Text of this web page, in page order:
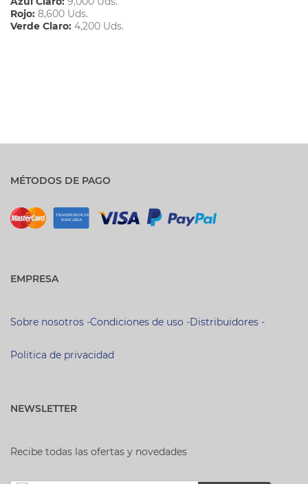
Rojo: 8,600 Uds.
Verde Claro: 4,200 Uds.
MÉTODOS DE PAGO
EMPRESA
Sobre nosotros -Condiciones de uso -Distribuidores -
Politica de privacidad
NEWSLETTER
Recibe todas las ofertas y novedades